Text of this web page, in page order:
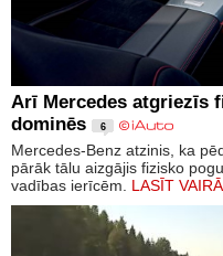
Arī Mercedes atgriezīs
dominēs
6
Mercedes-Benz atzinis, ka
pārāk tālu aizgājis fizisko
vadības ierīcēm. LASĪT